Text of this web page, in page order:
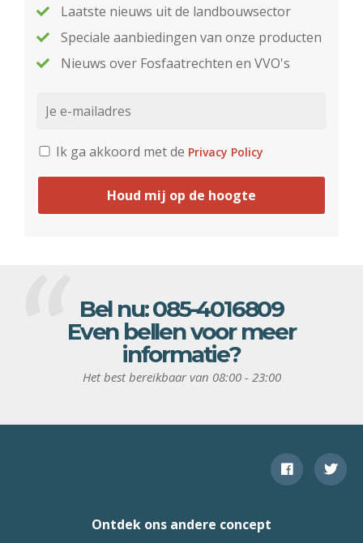
Laatste nieuws uit de landbouwsector
Speciale aanbiedingen van onze producten
Nieuws over Fosfaatrechten en VVO's
Ik ga akkoord met de Privacy Policy
Houd mij op de hoogte
Bel nu:085-4016809
Even bellen voor meer
informatie?
Het best bereikbaar van 08:00 - 23:00
Ontdek ons andere concept